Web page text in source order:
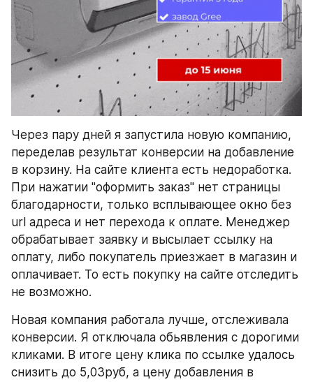
Через пару дней я запустила новую компанию,
переделав результат конверсии на добавление
в корзину. На сайте клиента есть недоработка.
При нажатии "оформить заказ" нет страницы
благодарности, только всплывающее окно без
url адреса и нет перехода к оплате. Менеджер
обрабатывает заявку и высылает ссылку на
оплату, либо покупатель приезжает в магазин и
оплачивает. То есть покупку на сайте отследить
не возможно.
Новая компания работала лучше, отслеживала
конверсии. Я отключала обьявления с дорогими
кликами. В итоге цену клика по ссылке удалось
снизить до 5,03руб, а цену добавления в